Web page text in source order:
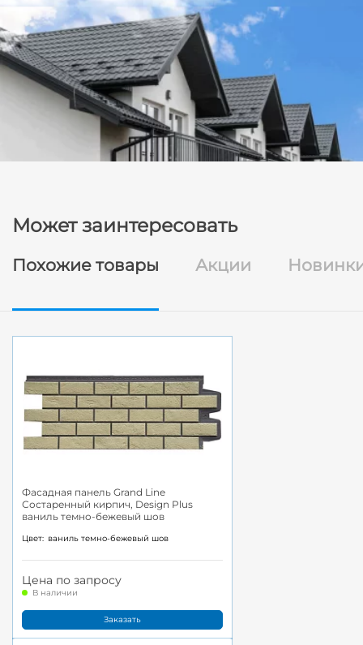
Может заинтересовать
Похожие товары Акции
Фасадная панель Grand Line
Состаренный кирпич, Design Plus
ваниль темно-бежевый шов
Цвет: ваниль темно-бежевый шов
Цена по запросу
В наличии
Заказать